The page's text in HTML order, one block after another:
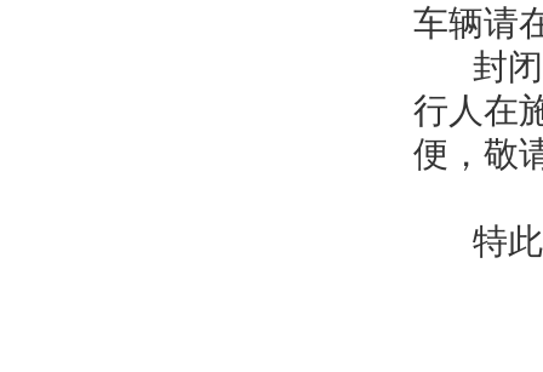
车辆请
封闭
行人在
便，敬
特此